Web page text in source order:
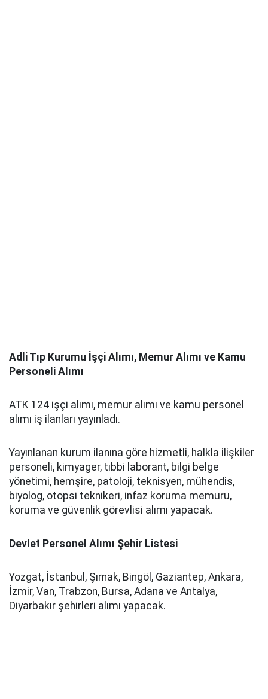
Adli Tıp Kurumu İşçi Alımı, Memur Alımı ve Kamu
Personeli Alımı
ATK 124 işçi alımı, memur alımı ve kamu personel
alımı iş ilanları yayınladı.
Yayınlanan kurum ilanına göre hizmetli, halkla ilişkiler
personeli, kimyager, tıbbi laborant, bilgi belge
yönetimi, hemşire, patoloji, teknisyen, mühendis,
biyolog, otopsi teknikeri, infaz koruma memuru,
koruma ve güvenlik görevlisi alımı yapacak.
Devlet Personel Alımı Şehir Listesi
Yozgat, İstanbul, Şırnak, Bingöl, Gaziantep, Ankara,
İzmir, Van, Trabzon, Bursa, Adana ve Antalya,
Diyarbakır şehirleri alımı yapacak.